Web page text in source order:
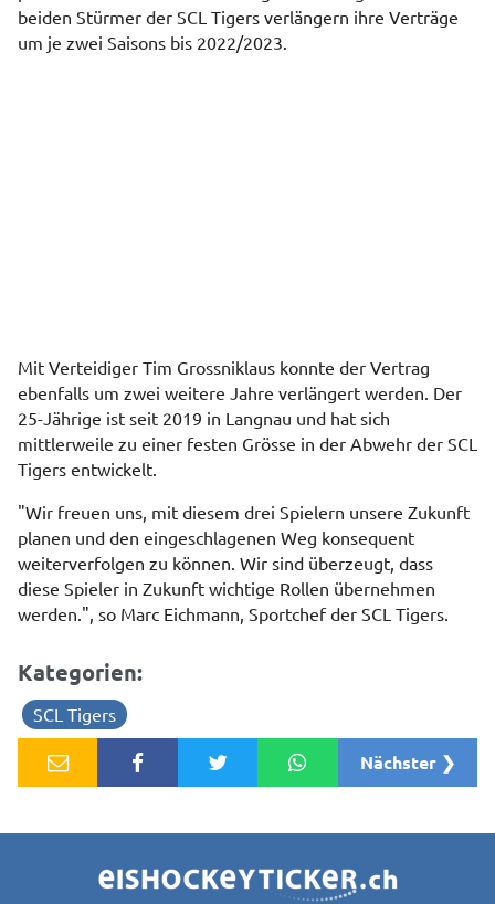
beiden Stürmer der SCL Tigers verlängern ihre Verträge
um je zwei Saisons bis 2022/2023.
Mit Verteidiger Tim Grossniklaus konnte der Vertrag
ebenfalls um zwei weitere Jahre verlängert werden. Der
25-Jährige ist seit 2019 in Langnau und hat sich
mittlerweile zu einer festen Grösse in der Abwehr der SCL
Tigers entwickelt.
"Wir freuen uns, mit diesem drei Spielern unsere Zukunft
planen und den eingeschlagenen Weg konsequent
weiterverfolgen zu können. Wir sind überzeugt, dass
diese Spieler in Zukunft wichtige Rollen übernehmen
werden.", so Marc Eichmann, Sportchef der SCL Tigers.
Kategorien:
SCL Tigers
Nächster ❯